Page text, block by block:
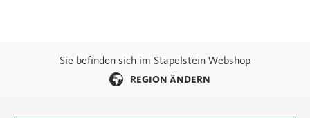
Sie befinden sich im Stapelstein Webshop
REGION ÄNDERN